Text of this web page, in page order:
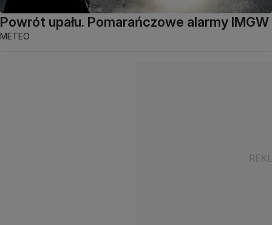
Powrót upału. Pomarańczowe alarmy IMGW
METEO